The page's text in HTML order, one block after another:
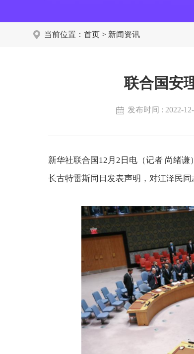
当前位置：首页 > 新闻资讯
联合国安
发布时间 : 2022-
新华社联合国12月2日电（记者 尚绪
长古特雷斯同日发表声明，对江泽民同